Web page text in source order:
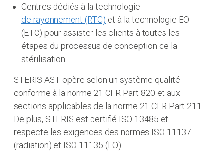
Centres dédiés à la technologie
de rayonnement (RTC) et à la technologie EO
(ETC) pour assister les clients à toutes les
étapes du processus de conception de la
stérilisation
STERIS AST opère selon un système qualité
conforme à la norme 21 CFR Part 820 et aux
sections applicables de la norme 21 CFR Part 211.
De plus, STERIS est certifié ISO 13485 et
respecte les exigences des normes ISO 11137
(radiation) et ISO 11135 (EO).